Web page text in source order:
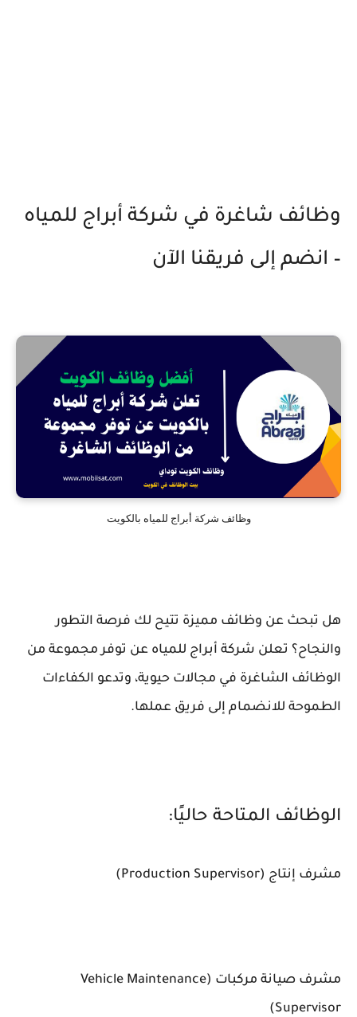
وظائف شاغرة في شركة أبراج للمياه
– انضم إلى فريقنا الآن
وظائف شركة أبراج للمياه بالكويت
هل تبحث عن وظائف مميزة تتيح لك فرصة التطور
والنجاح؟ تعلن شركة أبراج للمياه عن توفر مجموعة من
الوظائف الشاغرة في مجالات حيوية، وتدعو الكفاءات
الطموحة للانضمام إلى فريق عملها.
الوظائف المتاحة حاليًا:
مشرف إنتاج (Production Supervisor)
مشرف صيانة مركبات (Vehicle Maintenance
Supervisor)